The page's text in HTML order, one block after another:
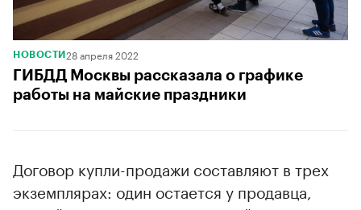
НОВОСТИ 28 апреля 2022
ГИБДД Москвы рассказала о графике
работы на майские праздники
Договор купли-продажи составляют в трех
экземплярах: один остается у продавца,